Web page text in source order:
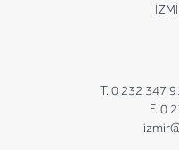
T. 0 232 347
F. 0